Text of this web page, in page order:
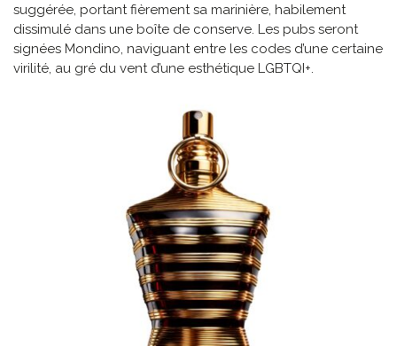
suggérée, portant fièrement sa marinière, habilement
dissimulé dans une boîte de conserve. Les pubs seront
signées Mondino, naviguant entre les codes d’une certaine
virilité, au gré du vent d’une esthétique LGBTQI+.